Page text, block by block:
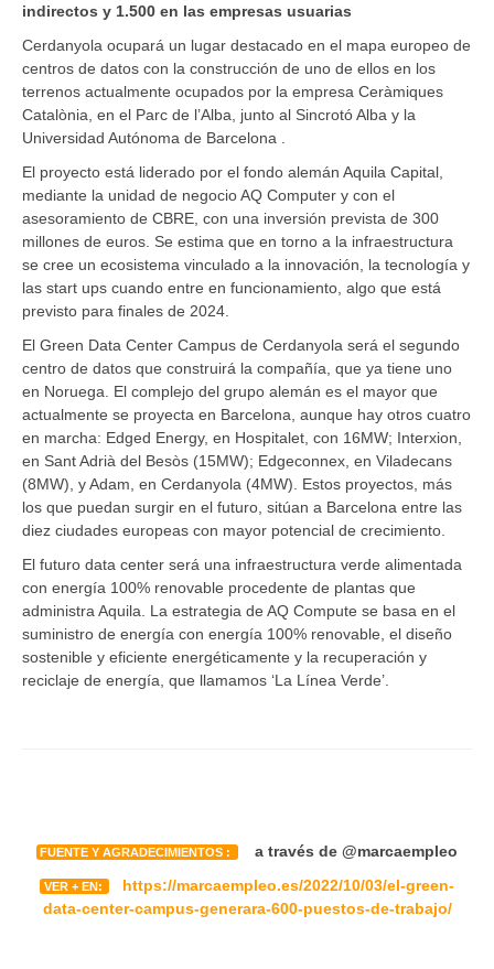
indirectos y 1.500 en las empresas usuarias
Cerdanyola ocupará un lugar destacado en el mapa europeo de
centros de datos con la construcción de uno de ellos en los
terrenos actualmente ocupados por la empresa Ceràmiques
Catalònia, en el Parc de l’Alba, junto al Sincrotó Alba y la
Universidad Autónoma de Barcelona .
El proyecto está liderado por el fondo alemán Aquila Capital,
mediante la unidad de negocio AQ Computer y con el
asesoramiento de CBRE, con una inversión prevista de 300
millones de euros. Se estima que en torno a la infraestructura
se cree un ecosistema vinculado a la innovación, la tecnología y
las start ups cuando entre en funcionamiento, algo que está
previsto para finales de 2024.
El Green Data Center Campus de Cerdanyola será el segundo
centro de datos que construirá la compañía, que ya tiene uno
en Noruega. El complejo del grupo alemán es el mayor que
actualmente se proyecta en Barcelona, ​​aunque hay otros cuatro
en marcha: Edged Energy, en Hospitalet, con 16MW; Interxion,
en Sant Adrià del Besòs (15MW); Edgeconnex, en Viladecans
(8MW), y Adam, en Cerdanyola (4MW). Estos proyectos, más
los que puedan surgir en el futuro, sitúan a Barcelona entre las
diez ciudades europeas con mayor potencial de crecimiento.
El futuro data center será una infraestructura verde alimentada
con energía 100% renovable procedente de plantas que
administra Aquila. La estrategia de AQ Compute se basa en el
suministro de energía con energía 100% renovable, el diseño
sostenible y eficiente energéticamente y la recuperación y
reciclaje de energía, que llamamos ‘La Línea Verde’.
FUENTE Y AGRADECIMIENTOS : a través de @marcaempleo
VER + EN:
https://marcaempleo.es/2022/10/03/el-green-
data-center-campus-generara-600-puestos-de-trabajo/